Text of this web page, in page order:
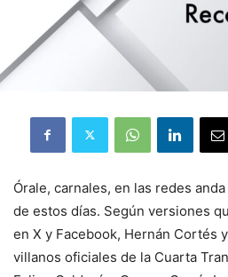
Órale, carnales, en las redes
de estos días. Según versiones
en X y Facebook, Hernán Cortés
villanos oficiales de la Cuarta